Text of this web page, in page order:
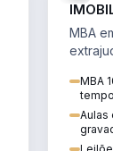
MBA
MBA
Aulas